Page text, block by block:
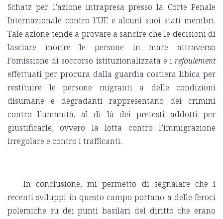
Schatz per l’azione intrapresa presso la Corte Penale
Internazionale contro l’UE e alcuni suoi stati membri.
Tale azione tende a provare a sancire che le decisioni di
lasciare morire le persone in mare attraverso
l’omissione di soccorso istituzionalizzata e i refoulement
effettuati per procura dalla guardia costiera libica per
restituire le persone migranti a delle condizioni
disumane e degradanti rappresentano dei crimini
contro l’umanità, al di là dei pretesti addotti per
giustificarle, ovvero la lotta contro l’immigrazione
irregolare e contro i trafficanti.
In conclusione, mi permetto di segnalare che i
recenti sviluppi in questo campo portano a delle feroci
polemiche su dei punti basilari del diritto che erano